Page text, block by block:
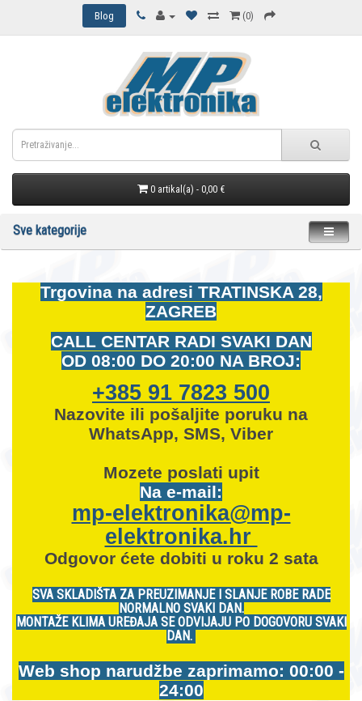
Blog (0)
0 artikal(a) - 0,00 €
Sve kategorije
Trgovina na adresi TRATINSKA 28,
ZAGREB
CALL CENTAR RADI SVAKI DAN
OD 08:00 DO 20:00 NA BROJ:
+385 91 7823 500
Nazovite ili pošaljite poruku na
WhatsApp, SMS, Viber
Mozete poslati upit
Na e-mail:
mp-elektronika@mp-
elektronika.hr
Odgovor ćete dobiti u roku 2 sata
SVA SKLADIŠTA ZA PREUZIMANJE I SLANJE ROBE RADE
NORMALNO SVAKI DAN.
MONTAŽE KLIMA UREĐAJA SE ODVIJAJU PO DOGOVORU SVAKI
DAN.
Web shop narudžbe zaprimamo: 00:00 -
24:00